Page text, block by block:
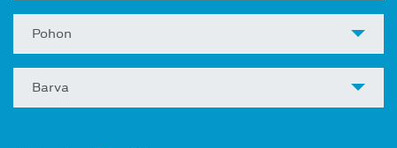
Pohon
Barva